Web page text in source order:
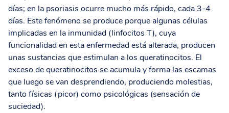
días; en la psoriasis ocurre mucho más rápido, cada 3-4
días. Este fenómeno se produce porque algunas células
implicadas en la inmunidad (linfocitos T), cuya
funcionalidad en esta enfermedad está alterada, producen
unas sustancias que estimulan a los queratinocitos. El
exceso de queratinocitos se acumula y forma las escamas
que luego se van desprendiendo, produciendo molestias,
tanto físicas (picor) como psicológicas (sensación de
suciedad).